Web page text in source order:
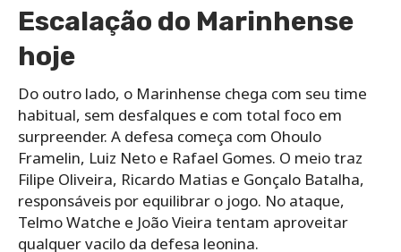
Escalação do Marinhense
hoje
Do outro lado, o Marinhense chega com seu time
habitual, sem desfalques e com total foco em
surpreender. A defesa começa com Ohoulo
Framelin, Luiz Neto e Rafael Gomes. O meio traz
Filipe Oliveira, Ricardo Matias e Gonçalo Batalha,
responsáveis por equilibrar o jogo. No ataque,
Telmo Watche e João Vieira tentam aproveitar
qualquer vacilo da defesa leonina.